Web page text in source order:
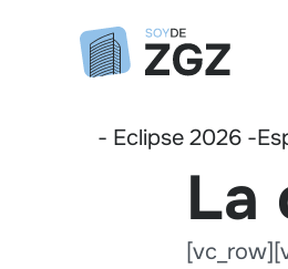
- Eclipse 2026 -
La